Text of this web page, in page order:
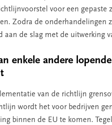
voor een
Zodra de onderhandelingen
aan de slag met de uitwerking
enkele andere
van de richtlijn
wordt het voor bedrijven
binnen de EU te komen.